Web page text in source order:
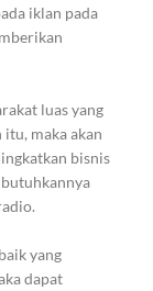
iklan pada
luas yang
maka akan
bisnis
yang
dapat